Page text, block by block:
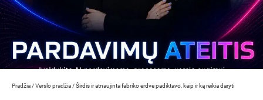
Pradžia /Verslo pradžia /Širdis ir atnaujinta fabriko erdvė padiktavo, kaip ir ką reikia daryti